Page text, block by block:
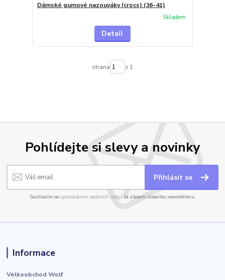
Dámské gumové nazouváky (crocs) (36-41)
Skladem
Detail
strana z 1
Pohlídejte si slevy a novinky
Přihlásit se
Souhlasím se zpracováním osobních údajůza účelem rozesílky newsletteru.
Informace
Velkoobchod Wolf